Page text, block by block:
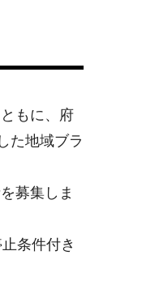
もに、府
た地域ブラ
募集しま
条件付き